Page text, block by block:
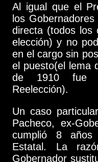
Al igual que el
los
directa (todos los
elección) y no
en el cargo sin
el puesto(el lema
de 1910 fue
Reelección).
Un caso
Pacheco, ex-
cumplió 8
Estatal. La
Gobernador